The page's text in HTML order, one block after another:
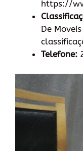
https://
De
Telefone: